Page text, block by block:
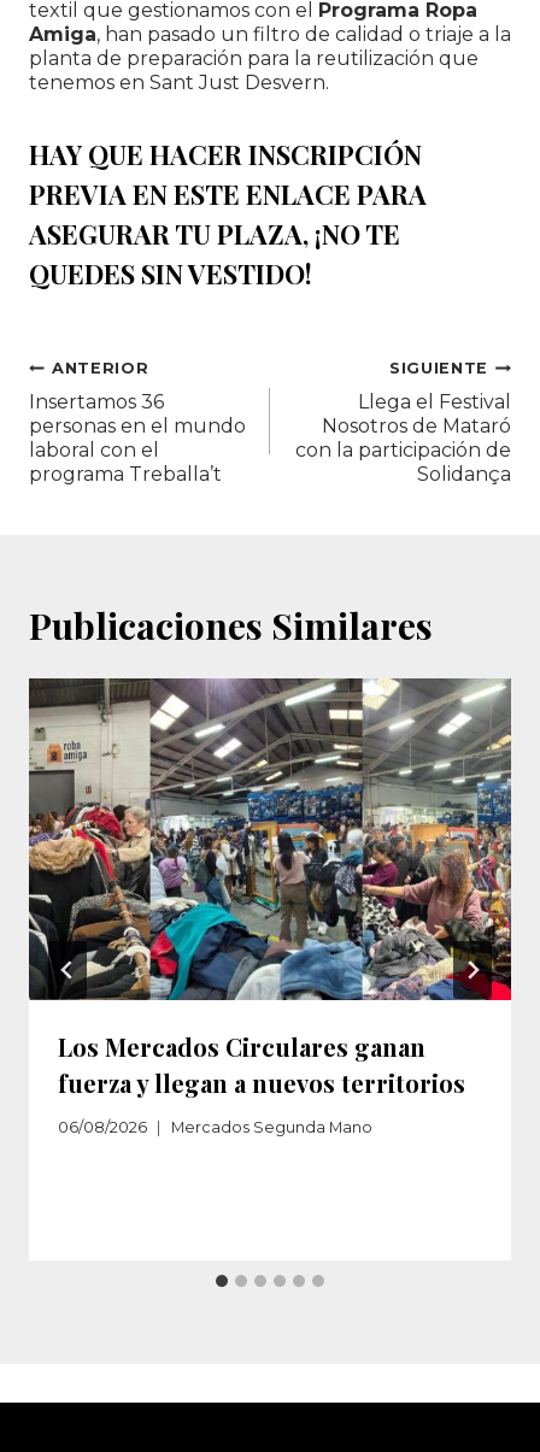
textil que gestionamos con el Programa Ropa
Amiga, han pasado un filtro de calidad o triaje a la
planta de preparación para la reutilización que
tenemos en Sant Just Desvern.
HAY QUE HACER INSCRIPCIÓN
PREVIA ENESTE ENLACE PARA
ASEGURAR TU PLAZA, ¡NO TE
QUEDES SIN VESTIDO!
Navegación
de
entradas
ANTERIOR
Insertamos 36
personas en el mundo
laboral con el
programa Treballa’t
SIGUIENTE
Llega el Festival
Nosotros de Mataró
con la participación de
Solidança
Publicaciones Similares
Los Mercados Circulares ganan
fuerza y llegan a nuevos territorios
06/08/2026 Mercados Segunda Mano